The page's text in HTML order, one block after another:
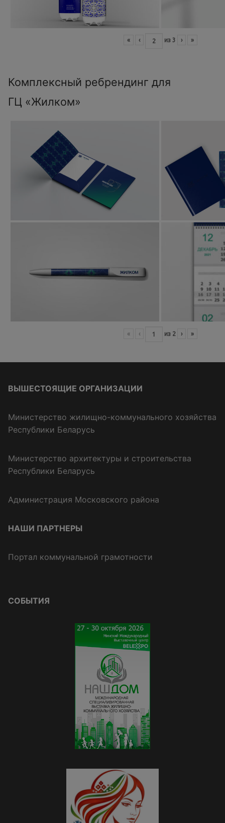
« ‹ из 3 › »
Комплексный ребрендинг для
ГЦ «Жилком»
« ‹ из 2 › »
ВЫШЕСТОЯЩИЕ ОРГАНИЗАЦИИ
Министерство жилищно-коммунального хозяйства
Республики Беларусь
Министерство архитектуры и строительства
Республики Беларусь
Администрация Московского района
НАШИ ПАРТНЕРЫ
Портал коммунальной грамотности
СОБЫТИЯ